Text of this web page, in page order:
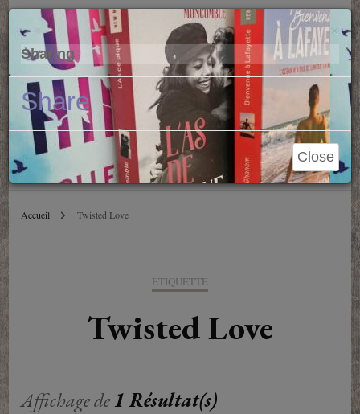
Parole de Libraire
Conseils et blablas depuis 2006
Accueil Twisted Love
ÉTIQUETTE
Twisted Love
Affichage de1 Résultat(s)
×
Sharing
Share
Close